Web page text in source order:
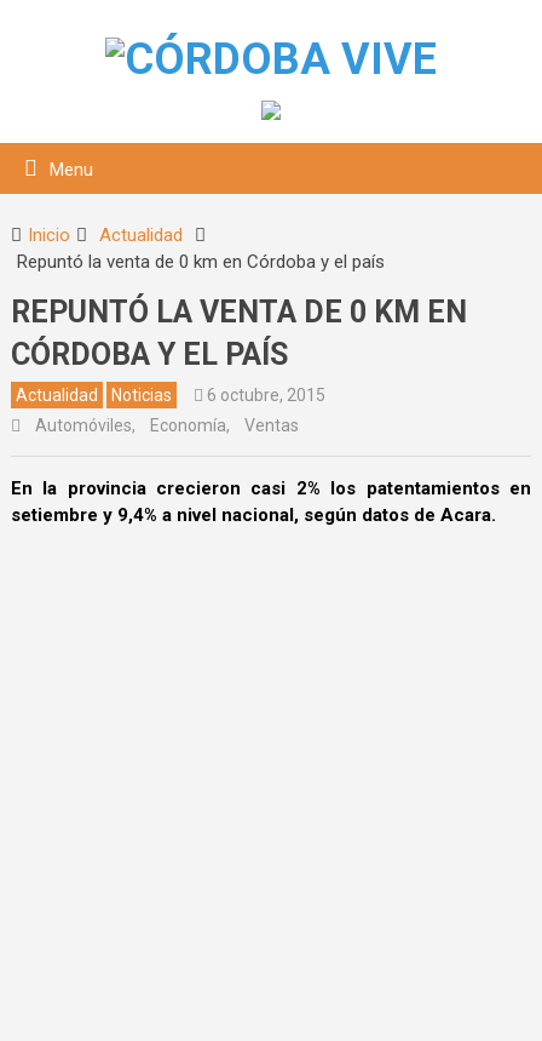
Menu
Inicio
Actualidad
Repuntó la venta de 0 km en Córdoba y el país
REPUNTÓ LA VENTA DE 0 KM EN
CÓRDOBA Y EL PAÍS
Actualidad Noticias
6 octubre, 2015
Automóviles, Economía, Ventas
En la provincia crecieron casi 2% los patentamientos en
setiembre y 9,4% a nivel nacional, según datos de Acara.